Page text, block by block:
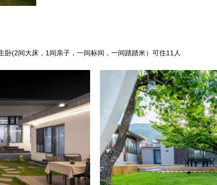
(2间大床，1间亲子，一间标间，一间踏踏米）可住11人